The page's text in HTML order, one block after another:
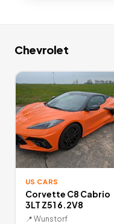
Chevrolet
US CARS
Corvette C8 Cabrio
3LT Z51 6.2V8
📍 Wunstorf